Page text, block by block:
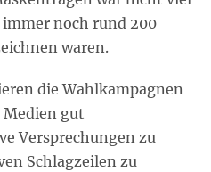
noch rund 200
waren.
die Wahlkampagnen
gut
Versprechungen zu
Schlagzeilen zu